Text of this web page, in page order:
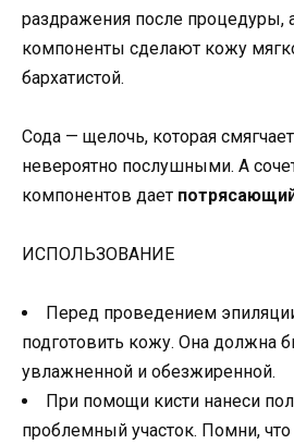
раздражения после процедуры,
компоненты сделают кожу
бархатистой.
Сода — щелочь, которая
невероятно послушными. А
компонентов дает
ИСПОЛЬЗОВАНИЕ
Перед проведением
подготовить кожу. Она должна
увлажненной и обезжиренной.
При помощи кисти нанеси
проблемный участок. Помни,